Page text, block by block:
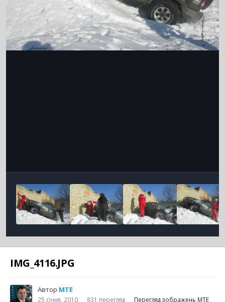
IMG_4116.JPG
Автор MTE
25 січня, 2010 831 перегляд Перегляд зображень MTE